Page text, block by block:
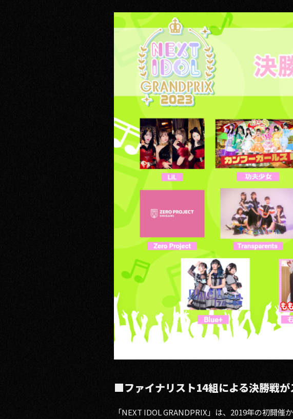
■ファイナリスト14組による決勝戦
「NEXT IDOL GRANDPRIX」は、2019年の初開